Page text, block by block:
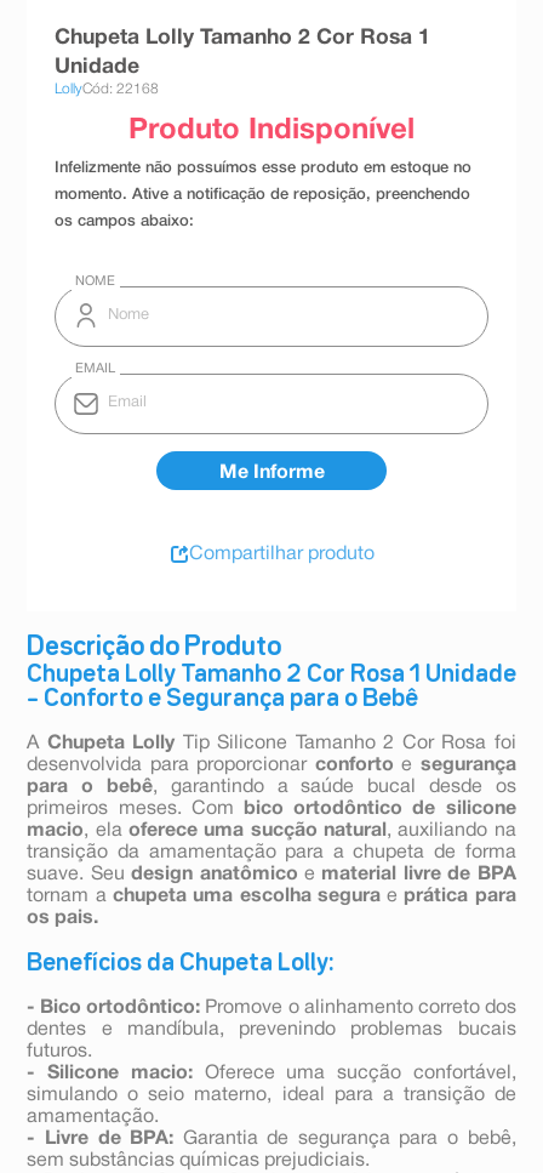
Descrição do Produto
Chupeta Lolly Tamanho 2 Cor Rosa 1 Unidade
– Conforto e Segurança para o Bebê
AChupeta Lolly Tip Silicone Tamanho 2 Cor Rosa foi
desenvolvida para proporcionar confortoe segurança
para o bebê, garantindo a saúde bucal desde os
primeiros meses. Com
bico ortodôntico
de silicone
macio, elaoferece uma sucção natural , auxiliando na
transição da amamentação para a chupeta de forma
suave. Seudesign anatômico e material livre de BPA
tornam a chupeta uma escolha segurae prática para
os pais.
Benefícios da Chupeta Lolly:
- Bico ortodôntico: Promove o alinhamento correto dos
dentes e mandíbula, prevenindo problemas bucais
futuros.
- Silicone macio: Oferece uma sucção confortável,
simulando o seio materno, ideal para a transição de
amamentação.
- Livre de BPA: Garantia de segurança para o bebê,
sem substâncias químicas prejudiciais.
Chupeta Lolly Tamanho 2 Cor Rosa 1
Unidade
LollyCód: 22168
Compartilhar produto
teste gravidez
esmalte